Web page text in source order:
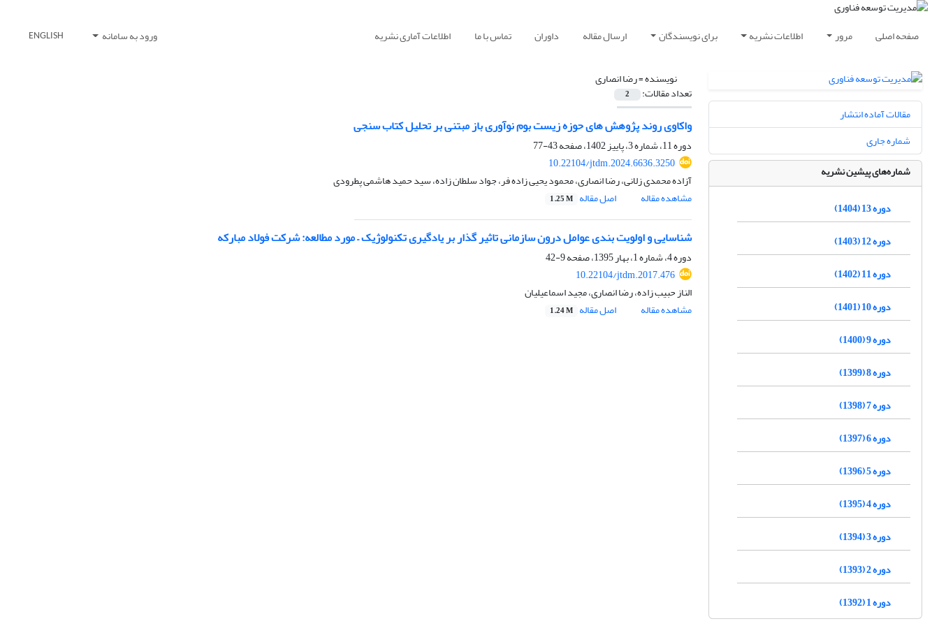
صفحه اصلی مرور اطلاعات نشریه برای نویسندگان ارسال مقاله داوران تماس با ما اطلاعات آماری نشریه ورود به سامانه ENGLISH
نویسنده =رضا انصاری
تعداد مقالات: 2
واکاوی روند پژوهش های حوزه زیست بوم نوآوری باز مبتنی بر تحلیل کتاب سنجی
دوره 11، شماره 3، پاییز 1402، صفحه
43-77
10.22104/jtdm.2024.6636.3250
آزاده محمدی زلانی، رضا انصاری، محمود یحیی زاده فر، جواد سلطان زاده، سید حمید هاشمی پطرودی
مشاهده مقاله
اصل مقاله 1.25 M
شناسایی و اولویت بندی عوامل درون سازمانی تاثیر گذار بر یادگیری تکنولوژیک – مورد مطالعه: شرکت فولاد مبارکه
دوره 4، شماره 1، بهار 1395، صفحه
9-42
10.22104/jtdm.2017.476
الناز حبیب زاده، رضا انصاری، مجید اسماعیلیان
مشاهده مقاله
اصل مقاله 1.24 M
مقالات آماده انتشار
شماره جاری
شماره‌های پیشین نشریه
دوره 13 (1404)
دوره 12 (1403)
دوره 11 (1402)
دوره 10 (1401)
دوره 9 (1400)
دوره 8 (1399)
دوره 7 (1398)
دوره 6 (1397)
دوره 5 (1396)
دوره 4 (1395)
دوره 3 (1394)
دوره 2 (1393)
دوره 1 (1392)